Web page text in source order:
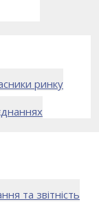
ринку
та звітність